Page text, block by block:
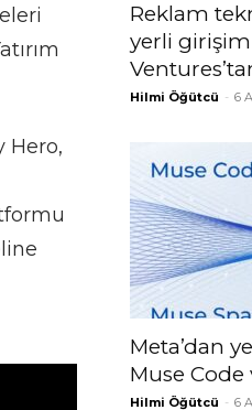
Hero,
Reklam
yerli
Hilmi Öğütcü - 6
Meta’dan
Muse Code
Hilmi Öğütcü - 6